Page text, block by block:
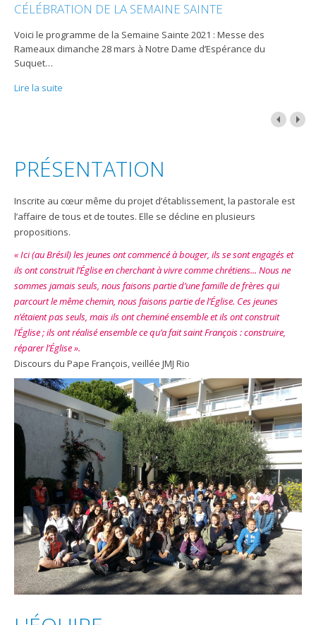
CÉLÉBRATION DE LA SEMAINE SAINTE
Voici le programme de la Semaine Sainte 2021 : Messe des
Rameaux dimanche 28 mars à Notre Dame d’Espérance du
Suquet…
Lire la suite
PRÉSENTATION
Inscrite au cœur même du projet d’établissement, la pastorale est
l’affaire de tous et de toutes. Elle se décline en plusieurs
propositions.
« Ici (au Brésil) les jeunes ont commencé à bouger, ils se sont engagés et
ils ont construit l’Église en cherchant à vivre comme chrétiens... Nous ne
sommes jamais seuls, nous faisons partie d’une famille de frères qui
parcourt le même chemin, nous faisons partie de l’Église. Ces jeunes
n’étaient pas seuls, mais ils ont cheminé ensemble et ils ont construit
l’Église ; ils ont réalisé ensemble ce qu’a fait saint François : construire,
réparer l’Église ».
Discours du Pape François, veillée JMJ Rio